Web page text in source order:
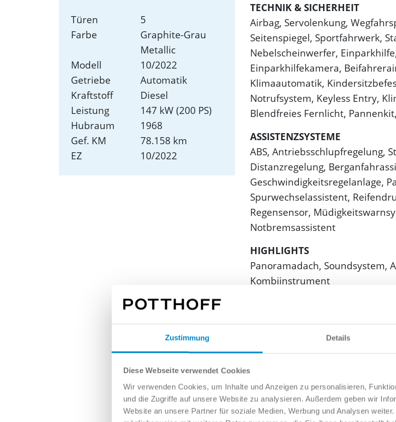
Zustimmung Details
Diese Webseite verwendet Cookies
Wir verwenden Cookies, um Inhalte und Anzeigen zu personalisieren,
und die Zugriffe auf unsere Website zu analysieren. Außerdem geben wir
Website an unsere Partner für soziale Medien, Werbung und Analysen
Türen
5
Farbe
Graphite-Grau
Metallic
Modell
10/2022
Getriebe
Automatik
Kraftstoff
Diesel
Leistung
147 kW (200 PS)
Hubraum
1968
Gef. KM
78.158 km
EZ
10/2022
TECHNIK & SICHERHEIT
Airbag, Servolenkung,
Seitenspiegel, Sportfahrwerk,
Nebelscheinwerfer,
Einparkhilfekamera,
Klimaautomatik,
Notrufsystem, Keyless Entry,
Blendfreies Fernlicht,
ASSISTENZSYSTEME
ABS, Antriebsschlupfregelung,
Distanzregelung,
Geschwindigkeitsregelanlage,
Spurwechselassistent,
Regensensor,
Notbremsassistent
HIGHLIGHTS
Panoramadach, Soundsystem,
Kombiinstrument
Schiebedach,
Gepäckraumklappe, Metallic-
INTERIEUR
Bordcomputer,
Lendenwirbelstütze,
Lederlenkrad, Schaltwippen,
Smartphones, Innenspiegel